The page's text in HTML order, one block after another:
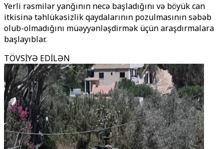
Yerli rəsmilər yanğının necə başladığını və böyük can
itkisinə təhlükəsizlik qaydalarının pozulmasının səbəb
olub-olmadığını müəyyənləşdirmək üçün araşdırmalara
başlayıblar.
TÖVSİYƏ EDİLƏN